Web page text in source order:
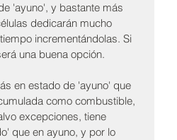
'ayuno', y bastante más
dedicarán mucho
incrementándolas. Si
una buena opción.
en estado de 'ayuno' que
como combustible,
excepciones, tiene
que en ayuno, y por lo